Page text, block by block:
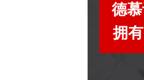
德
拥